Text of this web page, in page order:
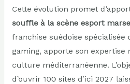
Cette évolution promet
souffle à la scène esport
franchise suédoise spécialisée
gaming, apporte son expertise
culture méditerranéenne.
d’ouvrir 100 sites d’ici 2027